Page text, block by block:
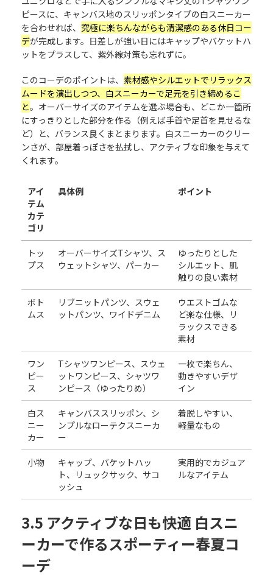
ピースに、キャンバス地のスリッポンタイプの白スニーカー
を合わせれば、 究極に楽ちんながらも清潔感のある休日コー
デが完成します。日差しが強い日にはキャップやバケットハ
ットをプラスして、紫外線対策も忘れずに。
このコーデのポイントは、 素材感やシルエットでリラックス
ムードを演出しつつ、白スニーカーで足元を引き締めるこ
と。オーバーサイズのアイテムを選ぶ場合も、どこか一箇所
にすっきりとした部分を作る（例えば手首や足首を見せるな
ど）と、バランス良くまとまります。白スニーカーのクリー
ンさが、部屋着っぽさを払拭し、アクティブな印象を与えて
くれます。
アイ
テム
カテ
ゴリ
具体例 ポイント
トッ
プス
オーバーサイズTシャツ、ス
ウェットシャツ、パーカー
ゆったりとした
シルエット、肌
触りの良い素材
ボト
ムス
リブニットパンツ、スウェ
ットパンツ、ワイドデニム
ウエストゴムな
ど楽な仕様、リ
ラックスできる
素材
ワン
ピー
ス
Tシャツワンピース、スウェ
ットワンピース、シャツワ
ンピース（ゆったりめ）
一枚で楽ちん、
動きやすいデザ
イン
白ス
ニー
カー
キャンバススリッポン、シ
ンプルなローテクスニーカ
ー
着脱しやすい、
軽量なもの
小物
キャップ、バケットハッ
ト、リュックサック、サコ
ッシュ
実用的でカジュア
ルなアイテム
3.5 アクティブな日も快適 白スニ
ーカーで作るスポーティー春夏コ
ーデ